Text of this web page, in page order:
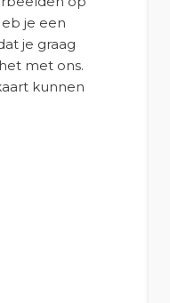
je een
je graag
met ons.
kunnen